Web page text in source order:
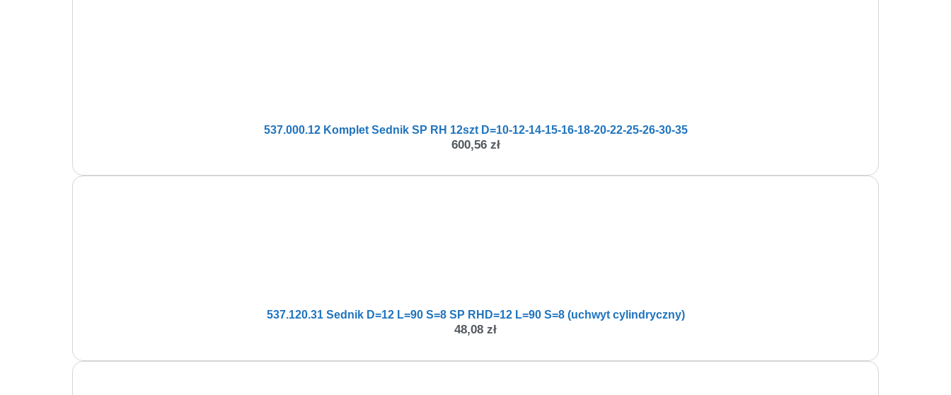
537.000.12 Komplet Sednik SP RH 12szt D=10-12-14-15-16-18-20-22-25-26-30-35
600,56 zł
537.120.31 Sednik D=12 L=90 S=8 SP RHD=12 L=90 S=8 (uchwyt cylindryczny)
48,08 zł